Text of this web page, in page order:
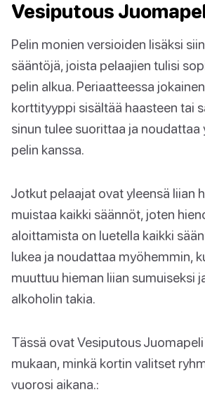
Vesiputous
Pelin monien versioiden lisäksi
sääntöjä, joista pelaajien tulisi
pelin alkua. Periaatteessa
korttityyppi sisältää haasteen tai
sinun tulee suorittaa ja noudattaa
pelin kanssa.
Jotkut pelaajat ovat yleensä liian
muistaa kaikki säännöt, joten
aloittamista on luetella kaikki
lukea ja noudattaa myöhemmin,
muuttuu hieman liian sumuiseksi
alkoholin takia.
Tässä ovat Vesiputous
mukaan, minkä kortin valitset
vuorosi aikana.: